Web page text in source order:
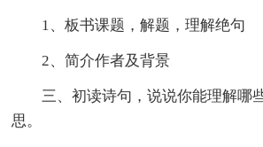
1、板书课题，解题，理解绝句
2、简介作者及背景
三、初读诗句，说说你能理解哪
思。